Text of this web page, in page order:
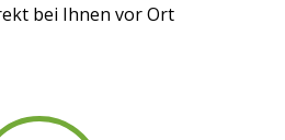
bei Ihnen vor Ort